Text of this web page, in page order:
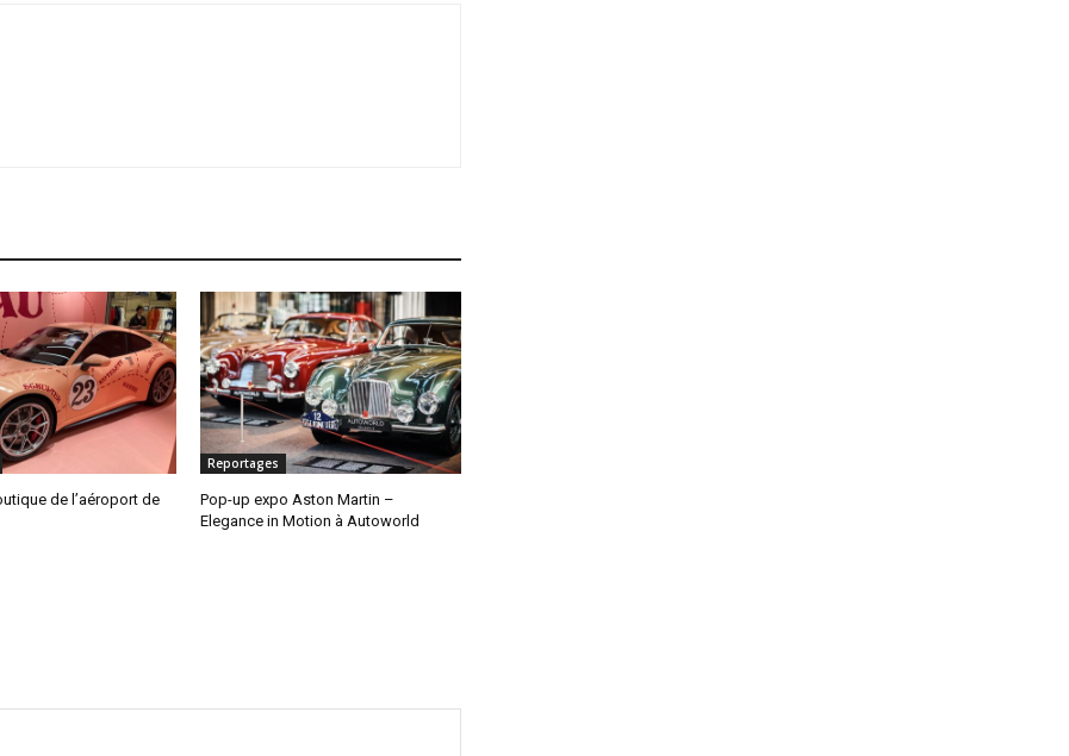
de l’aéroport de
Reportages
Pop-up expo Aston Martin –
Elegance in Motion à Autoworld